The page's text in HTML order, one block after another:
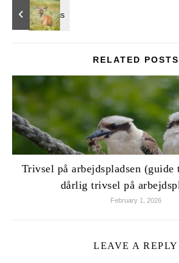
RELATED POSTS
Trivsel på arbejdspladsen
dårlig trivsel på
February 1, 2026
LEAVE A REPLY